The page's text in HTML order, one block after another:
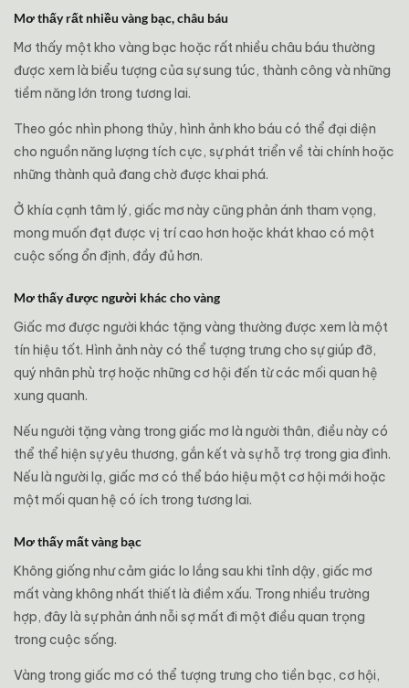
Mơ thấy rất nhiều vàng bạc, châu báu
Mơ thấy một kho vàng bạc hoặc rất nhiều châu báu thường
được xem là biểu tượng của sự sung túc, thành công và những
tiềm năng lớn trong tương lai.
Theo góc nhìn phong thủy, hình ảnh kho báu có thể đại diện
cho nguồn năng lượng tích cực, sự phát triển về tài chính hoặc
những thành quả đang chờ được khai phá.
Ở khía cạnh tâm lý, giấc mơ này cũng phản ánh tham vọng,
mong muốn đạt được vị trí cao hơn hoặc khát khao có một
cuộc sống ổn định, đầy đủ hơn.
Mơ thấy được người khác cho vàng
Giấc mơ được người khác tặng vàng thường được xem là một
tín hiệu tốt. Hình ảnh này có thể tượng trưng cho sự giúp đỡ,
quý nhân phù trợ hoặc những cơ hội đến từ các mối quan hệ
xung quanh.
Nếu người tặng vàng trong giấc mơ là người thân, điều này có
thể thể hiện sự yêu thương, gắn kết và sự hỗ trợ trong gia đình.
Nếu là người lạ, giấc mơ có thể báo hiệu một cơ hội mới hoặc
một mối quan hệ có ích trong tương lai.
Mơ thấy mất vàng bạc
Không giống như cảm giác lo lắng sau khi tỉnh dậy, giấc mơ
mất vàng không nhất thiết là điềm xấu. Trong nhiều trường
hợp, đây là sự phản ánh nỗi sợ mất đi một điều quan trọng
trong cuộc sống.
Vàng trong giấc mơ có thể tượng trưng cho tiền bạc, cơ hội,